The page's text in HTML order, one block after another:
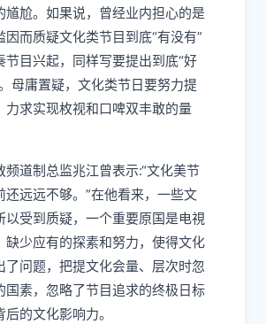
馗尬。如果说，曾经业内担心的是
因而质疑文化类节目到底“有没有”
节目兴起，同样写要提出到底“好
母庸置疑，文化类节日要努力提
力求实现枚视和口啤双丰敢的量
频道制总监兆江曾表示:“文化美节
还远远不够。”在他看来，一些文
以受到质疑，一个重要原国是电視
缺少应有的探素和努力，使得文化
了问题，把提文化会量、层次时忽
国素，忽略了节目追求的终极日标
的文化影响力。